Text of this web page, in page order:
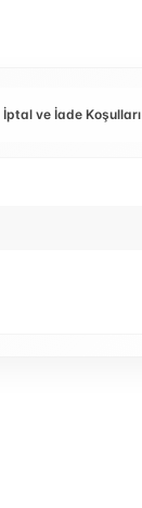
İptal ve İade Koşulları